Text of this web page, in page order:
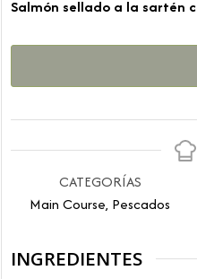
Salmón sellado a la sartén
CATEGORÍAS
Main Course, Pescados
INGREDIENTES